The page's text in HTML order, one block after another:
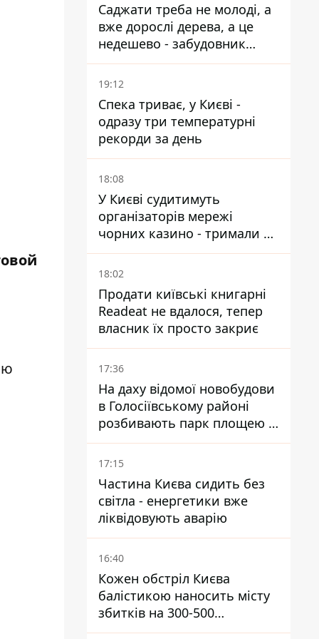
Саджати треба не молоді, а
вже дорослі дерева, а це
недешево - забудовник
Ніконов
19:12
Спека триває, у Києві -
одразу три температурні
рекорди за день
18:08
У Києві судитимуть
організаторів мережі
чорних казино - тримали 39
закладів
18:02
Продати київські книгарні
Readeat не вдалося, тепер
власник їх просто закриє
17:36
На даху відомої новобудови
в Голосіївському районі
розбивають парк площею в
гектар
17:15
Частина Києва сидить без
світла - енергетики вже
ліквідовують аварію
16:40
Кожен обстріл Києва
балістикою наносить місту
збитків на 300-500
мільйонів - Петро